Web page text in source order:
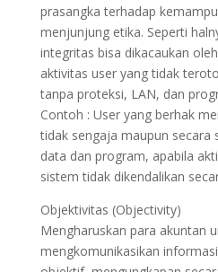
prasangka terhadap
menjunjung etika. Seperti
integritas bisa dikacaukan
aktivitas user yang tidak
tanpa proteksi, LAN, dan
Contoh : User yang berhak
tidak sengaja maupun secara
data dan program, apabila
sistem tidak dikendalikan
Objektivitas (Objectivity)
Mengharuskan para akuntan
mengkomunikasikan